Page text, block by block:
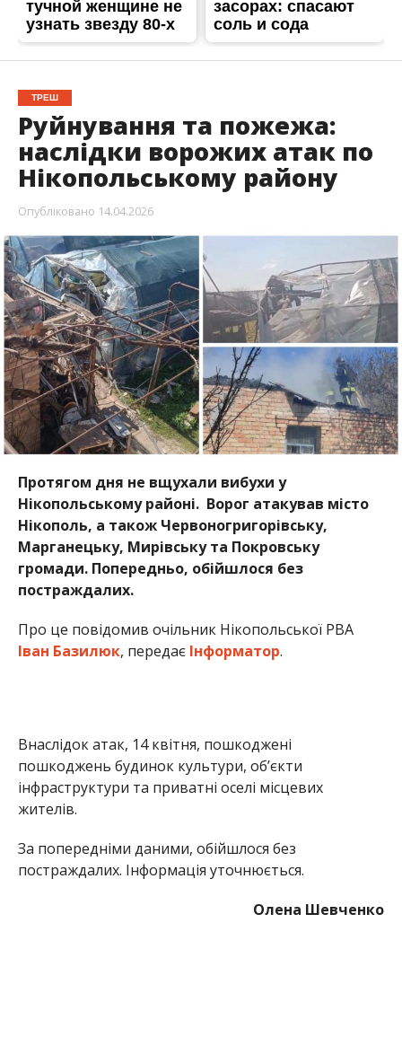
Протягом дня не вщухали вибухи у
Нікопольському районі. Ворог атакував місто
Нікополь, а також Червоногригорівську,
Марганецьку, Мирівську та Покровську
громади. Попередньо, обійшлося без
постраждалих.
Про це повідомив очільник Нікопольської РВА
Іван Базилюк, передаєІнформатор.
Внаслідок атак, 14 квітня, пошкоджені
пошкоджень будинок культури, об’єкти
інфраструктури та приватні оселі місцевих
жителів.
За попередніми даними, обійшлося без
постраждалих. Інформація уточнюється.
Олена Шевченко